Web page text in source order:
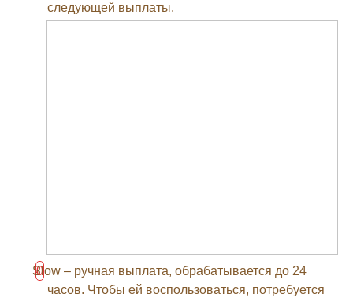
следующей выплаты.
Slow – ручная выплата, обрабатывается до 24
часов. Чтобы ей воспользоваться, потребуется